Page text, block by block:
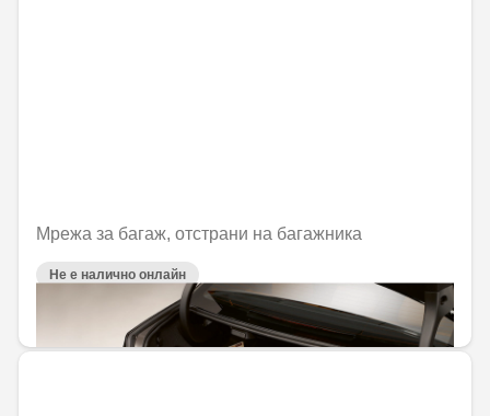
Мрежа за багаж, отстрани на багажника
Не е налично онлайн
47,18 € / 92,28 лв.